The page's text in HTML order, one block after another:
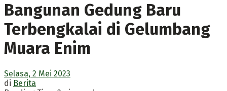
Bangunan Gedung Baru
Terbengkalai di Gelumbang
Muara Enim
Selasa, 2 Mei 2023
di Berita